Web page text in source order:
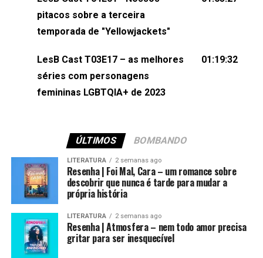
(⁠⁠⁠⁠@brunarfentanes⁠⁠⁠⁠) e Pollyelly FlorêncioEdição de
Naiady Machado
pitacos sobre a terceira
temporada de "Yellowjackets"
LesB Cast T03E17 – as melhores
séries com personagens
femininas LGBTQIA+ de 2023
01:19:32
ÚLTIMOS BOMBANDO
LITERATURA 2 semanas ago
Resenha | Foi Mal, Cara – um romance sobre
descobrir que nunca é tarde para mudar a
própria história
LITERATURA 2 semanas ago
Resenha | Atmosfera – nem todo amor precisa
gritar para ser inesquecível